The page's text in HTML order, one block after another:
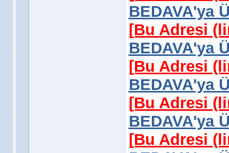
BEDAVA'ya
[Bu Adresi
BEDAVA'ya
[Bu Adresi
BEDAVA'ya
[Bu Adresi
BEDAVA'ya
[Bu Adresi